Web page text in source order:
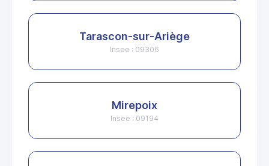
Tarascon-sur-Ariège
Insee : 09306
Mirepoix
Insee : 09194